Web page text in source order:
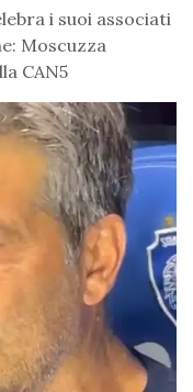
i suoi associati
Moscuzza
CAN5